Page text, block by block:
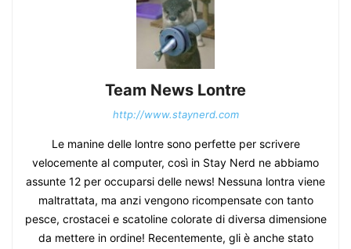
Team News Lontre
http://www.staynerd.com
Le manine delle lontre sono perfette per scrivere
velocemente al computer, così in Stay Nerd ne abbiamo
assunte 12 per occuparsi delle news! Nessuna lontra viene
maltrattata, ma anzi vengono ricompensate con tanto
pesce, crostacei e scatoline colorate di diversa dimensione
da mettere in ordine! Recentemente, gli è anche stato